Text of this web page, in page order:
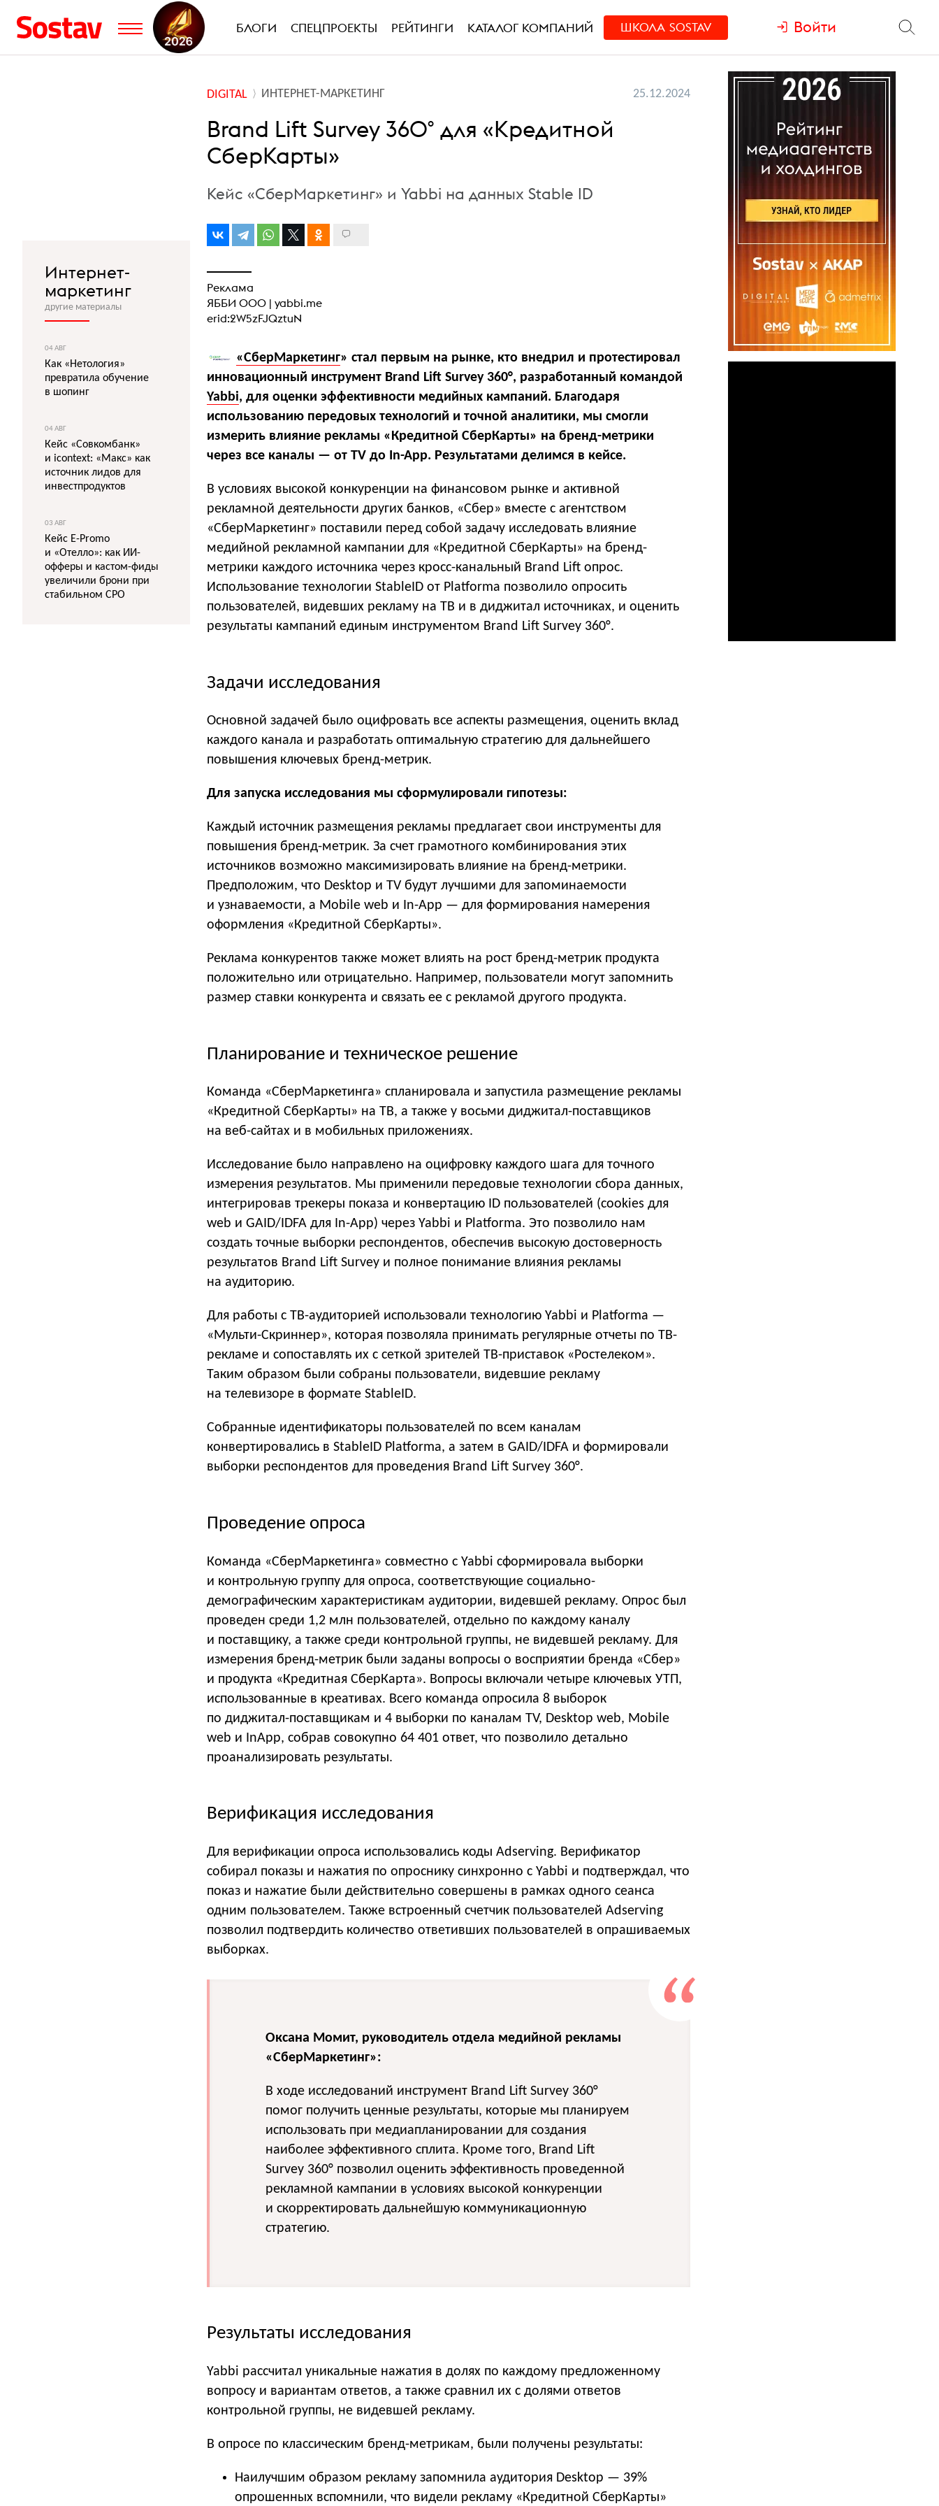
БЛОГИ СПЕЦПРОЕКТЫ РЕЙТИНГИ КАТАЛОГ КОМПАНИЙ ШКОЛА SOSTAV Войти
DIGITAL ИНТЕРНЕТ-МАРКЕТИНГ 25.12.2024
Brand Lift Survey 360° для «Кредитной
СберКарты»
Кейс «СберМаркетинг» и Yabbi на данных Stable ID
Реклама
ЯББИ ООО | yabbi.me
erid:2W5zFJQztuN
«СберМаркетинг» стал первым на рынке, кто внедрил и протестировал
инновационный инструмент Brand Lift Survey 360°, разработанный командой
Yabbi, для оценки эффективности медийных кампаний. Благодаря
использованию передовых технологий и точной аналитики, мы смогли
измерить влияние рекламы «Кредитной СберКарты» на бренд-метрики
через все каналы — от TV до In-App. Результатами делимся в кейсе.
В условиях высокой конкуренции на финансовом рынке и активной
рекламной деятельности других банков, «Сбер» вместе с агентством
«СберМаркетинг» поставили перед собой задачу исследовать влияние
медийной рекламной кампании для «Кредитной СберКарты» на бренд-
метрики каждого источника через кросс-канальный Brand Lift опрос.
Использование технологии StableID от Platforma позволило опросить
пользователей, видевших рекламу на ТВ и в диджитал источниках, и оценить
результаты кампаний единым инструментом Brand Lift Survey 360°.
Задачи исследования
Основной задачей было оцифровать все аспекты размещения, оценить вклад
каждого канала и разработать оптимальную стратегию для дальнейшего
повышения ключевых бренд-метрик.
Для запуска исследования мы сформулировали гипотезы:
Каждый источник размещения рекламы предлагает свои инструменты для
повышения бренд-метрик. За счет грамотного комбинирования этих
источников возможно максимизировать влияние на бренд-метрики.
Предположим, что Desktop и TV будут лучшими для запоминаемости
и узнаваемости, а Mobile web и In-App — для формирования намерения
оформления «Кредитной СберКарты».
Реклама конкурентов также может влиять на рост бренд-метрик продукта
положительно или отрицательно. Например, пользователи могут запомнить
размер ставки конкурента и связать ее с рекламой другого продукта.
Планирование и техническое решение
Команда «СберМаркетинга» спланировала и запустила размещение рекламы
«Кредитной СберКарты» на ТВ, а также у восьми диджитал-поставщиков
на веб-сайтах и в мобильных приложениях.
Исследование было направлено на оцифровку каждого шага для точного
измерения результатов. Мы применили передовые технологии сбора данных,
интегрировав трекеры показа и конвертацию ID пользователей (cookies для
web и GAID/IDFA для In-App) через Yabbi и Platforma. Это позволило нам
создать точные выборки респондентов, обеспечив высокую достоверность
результатов Brand Lift Survey и полное понимание влияния рекламы
на аудиторию.
Для работы с ТВ-аудиторией использовали технологию Yabbi и Platforma —
«Мульти-Cкриннер», которая позволяла принимать регулярные отчеты по ТВ-
рекламе и сопоставлять их с сеткой зрителей ТВ-приставок «Ростелеком».
Таким образом были собраны пользователи, видевшие рекламу
на телевизоре в формате StableID.
Собранные идентификаторы пользователей по всем каналам
конвертировались в StableID Platforma, а затем в GAID/IDFA и формировали
выборки респондентов для проведения Brand Lift Survey 360°.
Проведение опроса
Команда «СберМаркетинга» совместно с Yabbi сформировала выборки
и контрольную группу для опроса, соответствующие социально-
демографическим характеристикам аудитории, видевшей рекламу. Опрос был
проведен среди 1,2 млн пользователей, отдельно по каждому каналу
и поставщику, а также среди контрольной группы, не видевшей рекламу. Для
измерения бренд-метрик были заданы вопросы о восприятии бренда «Сбер»
и продукта «Кредитная СберКарта». Вопросы включали четыре ключевых УТП,
использованные в креативах. Всего команда опросила 8 выборок
по диджитал-поставщикам и 4 выборки по каналам TV, Desktop web, Mobile
web и InApp, собрав совокупно 64 401 ответ, что позволило детально
проанализировать результаты.
Верификация исследования
Для верификации опроса использовались коды Adserving. Верификатор
собирал показы и нажатия по опроснику синхронно с Yabbi и подтверждал, что
показ и нажатие были действительно совершены в рамках одного сеанса
одним пользователем. Также встроенный счетчик пользователей Adserving
позволил подтвердить количество ответивших пользователей в опрашиваемых
выборках.
Оксана Момит, руководитель отдела медийной рекламы
«СберМаркетинг»:
В ходе исследований инструмент Brand Lift Survey 360°
помог получить ценные результаты, которые мы планируем
использовать при медиапланировании для создания
наиболее эффективного сплита. Кроме того, Brand Lift
Survey 360° позволил оценить эффективность проведенной
рекламной кампании в условиях высокой конкуренции
и скорректировать дальнейшую коммуникационную
стратегию.
Результаты исследования
Yabbi рассчитал уникальные нажатия в долях по каждому предложенному
вопросу и вариантам ответов, а также сравнил их с долями ответов
контрольной группы, не видевшей рекламу.
В опросе по классическим бренд-метрикам, были получены результаты:
Наилучшим образом рекламу запомнила аудитория Desktop — 39%
опрошенных вспомнили, что видели рекламу «Кредитной СберКарты»
Интернет-
маркетинг
другие материалы
04 АВГ
Как «Нетология»
превратила обучение
в шопинг
04 АВГ
Кейс «Совкомбанк»
и icontext: «Макс» как
источник лидов для
инвестпродуктов
03 АВГ
Кейс E-Promo
и «Отелло»: как ИИ-
офферы и кастом-фиды
увеличили брони при
стабильном CPO